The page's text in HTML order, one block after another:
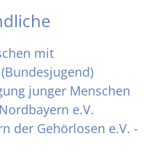
mit
junger Menschen
e.V.
der Gehörlosen e.V. -